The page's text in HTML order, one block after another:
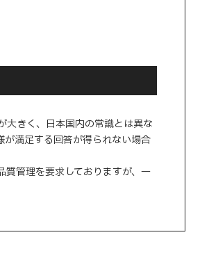
大きく、日本国内の常識とは異な
満足する回答が得られない場合
管理を要求しておりますが、一